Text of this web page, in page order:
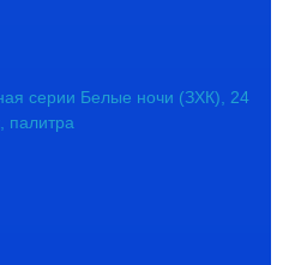
серии Белые ночи (ЗХК), 24
палитра